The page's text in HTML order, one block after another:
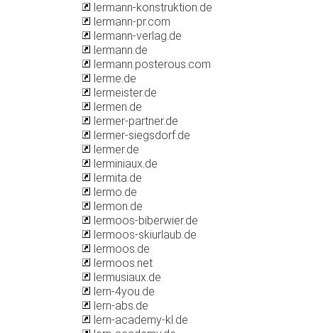
lermann-konstruktion.de
lermann-pr.com
lermann-verlag.de
lermann.de
lermann.posterous.com
lerme.de
lermeister.de
lermen.de
lermer-partner.de
lermer-siegsdorf.de
lermer.de
lerminiaux.de
lermita.de
lermo.de
lermon.de
lermoos-biberwier.de
lermoos-skiurlaub.de
lermoos.de
lermoos.net
lermusiaux.de
lern-4you.de
lern-abs.de
lern-academy-kl.de